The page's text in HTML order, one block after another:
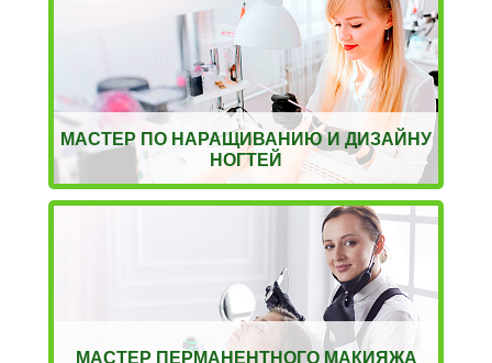
МАСТЕР ПО НАРАЩИВАНИЮ И ДИЗАЙНУ
НОГТЕЙ
МАСТЕР ПЕРМАНЕНТНОГО МАКИЯЖА